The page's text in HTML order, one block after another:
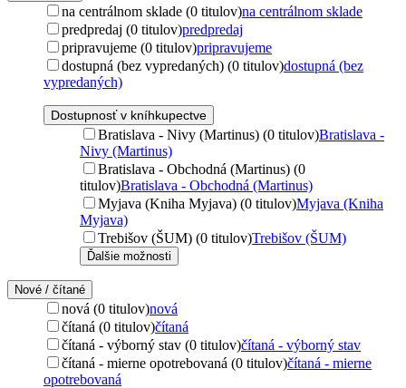
na centrálnom sklade (0 titulov)na centrálnom sklade
predpredaj (0 titulov)predpredaj
pripravujeme (0 titulov)pripravujeme
dostupná (bez vypredaných) (0 titulov)dostupná (bez
vypredaných)
Dostupnosť v kníhkupectve
Bratislava - Nivy (Martinus) (0 titulov)Bratislava -
Nivy (Martinus)
Bratislava - Obchodná (Martinus) (0
titulov)Bratislava - Obchodná (Martinus)
Myjava (Kniha Myjava) (0 titulov)Myjava (Kniha
Myjava)
Trebišov (ŠUM) (0 titulov)Trebišov (ŠUM)
Ďalšie možnosti
Nové / čítané
nová (0 titulov)nová
čítaná (0 titulov)čítaná
čítaná - výborný stav (0 titulov)čítaná - výborný stav
čítaná - mierne opotrebovaná (0 titulov)čítaná - mierne
opotrebovaná